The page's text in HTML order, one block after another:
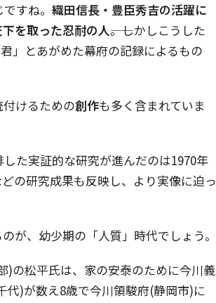
すね。 織田信長・豊臣秀吉の活躍に
を取った忍耐の人――。しかしこうした
」とあがめた幕府の記録によるもの
けるための創作も多く含まれていま
た実証的な研究が進んだのは1970年
の研究成果も反映し、より実像に迫っ
が、幼少期の「人質」時代でしょう。
)の松平氏は、家の安泰のために今川義
)が数え8歳で今川領駿府(静岡市)に